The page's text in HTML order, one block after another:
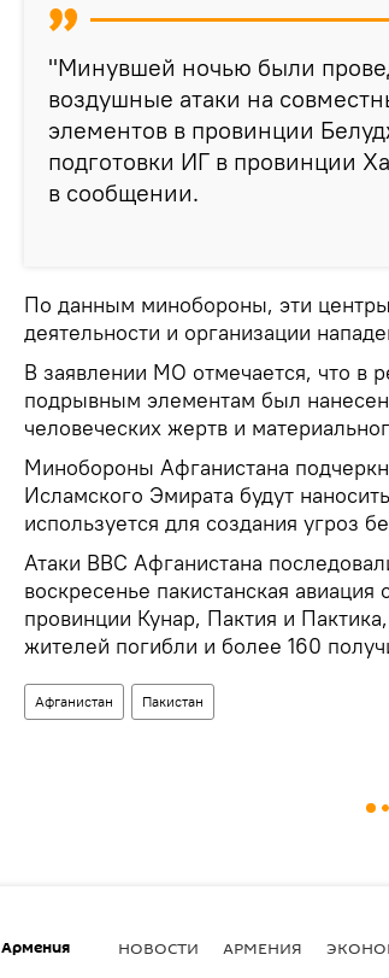
"Минувшей ночью были
воздушные атаки на
элементов в провинции
подготовки ИГ в провинции
в сообщении.
По данным минобороны, эти
деятельности и организации
В заявлении МО отмечается, что в
подрывным элементам был
человеческих жертв и
Минобороны Афганистана
Исламского Эмирата будут
используется для создания угроз
Атаки ВВС Афганистана
воскресенье пакистанская
провинции Кунар, Пактия и
жителей погибли и более 160
Афганистан Пакистан
Армения НОВОСТИ АРМЕНИЯ